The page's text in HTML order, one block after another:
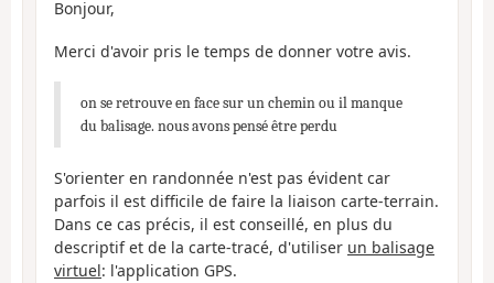
Bonjour,
Merci d'avoir pris le temps de donner votre avis.
on se retrouve en face sur un chemin ou il manque
du balisage. nous avons pensé être perdu
S'orienter en randonnée n'est pas évident car
parfois il est difficile de faire la liaison carte-terrain.
Dans ce cas précis, il est conseillé, en plus du
descriptif et de la carte-tracé, d'utiliser un balisage
virtuel: l'application GPS.